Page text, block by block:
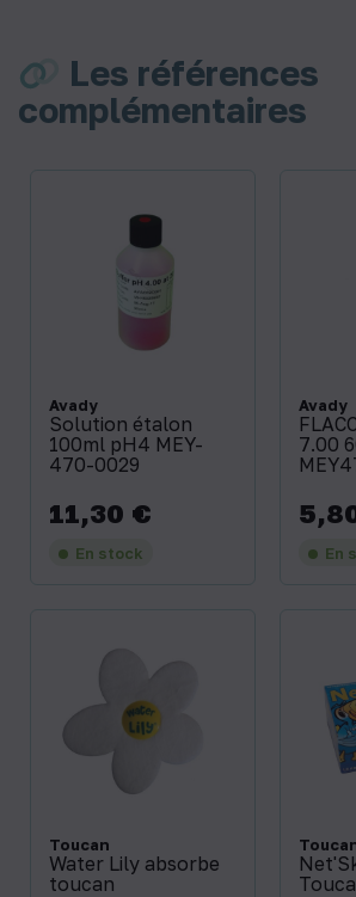
Les références
complémentaires
Avady
Solution étalon
100ml pH4 MEY-
470-0029
Prix
11,30 €
En stock
Avady
7.00
Prix
En
Toucan
Water Lily absorbe
toucan